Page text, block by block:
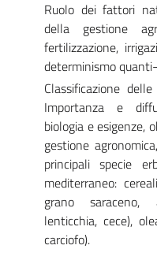
Ruolo dei fattori
della gestione
fertilizzazione,
determinismo
Classificazione
Importanza e
biologia e esigenze,
gestione
principali specie
mediterraneo:
grano saraceno,
lenticchia, cece),
carciofo).